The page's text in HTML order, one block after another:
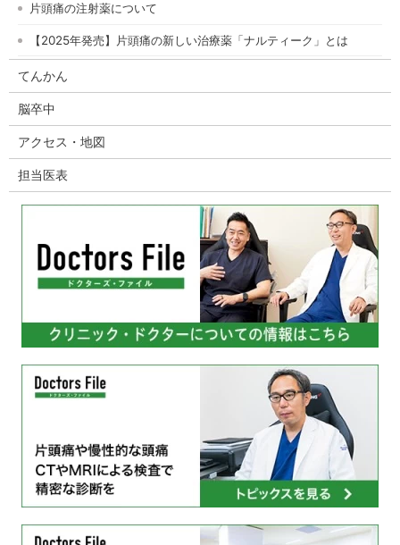
片頭痛の注射薬について
【2025年発売】片頭痛の新しい治療薬「ナルティーク」とは
てんかん
脳卒中
アクセス・地図
担当医表